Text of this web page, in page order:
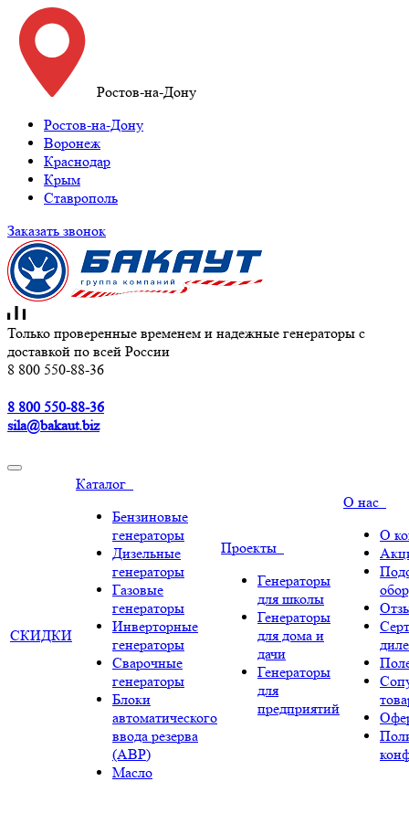
Ростов-на-Дону
Ростов-на-Дону
Воронеж
Краснодар
Крым
Ставрополь
Заказать звонок
Только проверенные временем и надежные генераторы с
доставкой по всей России
8 800 550-88-36
8 800 550-88-36
sila@bakaut.biz
СКИДКИ
Каталог
Бензиновые
генераторы
Дизельные
генераторы
Газовые
генераторы
Инверторные
генераторы
Сварочные
генераторы
Блоки
автоматического
ввода резерва
(АВР)
Масло
Проекты
Генераторы
для школы
Генераторы
для дома и
дачи
Генераторы
для
предприятий
О нас
О